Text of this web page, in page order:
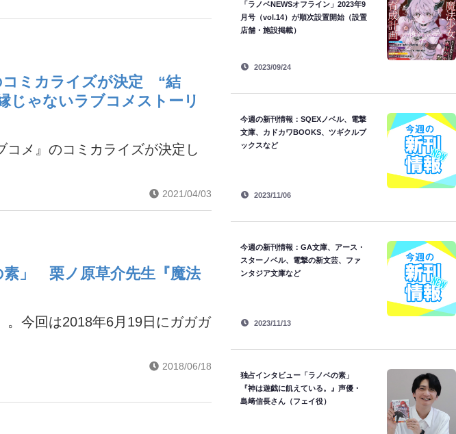
コミカライズが決定 “結
じゃないラブコメストーリ
コメ』のコミカライズが決定し
2021/04/03
」 栗ノ原草介先生『魔法
。今回は2018年6月19日にガガガ
2018/06/18
「ラノベNEWSオフライン」2023年9
月号（vol.14）が順次設置開始（設置
店舗・施設掲載）
2023/09/24
今週の新刊情報：SQEXノベル、電撃
文庫、カドカワBOOKS、ツギクルブ
ックスなど
2023/11/06
今週の新刊情報：GA文庫、アース・
スターノベル、電撃の新文芸、ファ
ンタジア文庫など
2023/11/13
独占インタビュー「ラノベの素」
『神は遊戯に飢えている。』声優・
島﨑信長さん（フェイ役）